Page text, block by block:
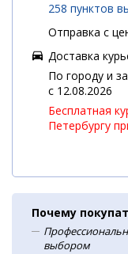
258 пунктов
Отправка с
Доставка
По городу и
c 12.08.2026
Бесплатная
Петербургу
Почему
выбором